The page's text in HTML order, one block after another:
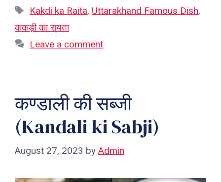
Tags
Kakdi ka Raita, Uttarakhand Famous Dish,
ककड़ी का रायता
Leave a comment
कण्डाली की सब्जी
(Kandali ki Sabji)
August 27, 2023 by Admin